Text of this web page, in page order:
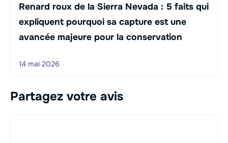
Renard roux de la Sierra Nevada : 5 faits qui
expliquent pourquoi sa capture est une
avancée majeure pour la conservation
14 mai 2026
Partagez votre avis